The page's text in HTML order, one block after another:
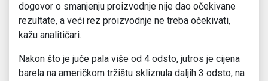
dogovor o smanjenju proizvodnje nije dao očekivane
rezultate, a veći rez proizvodnje ne treba očekivati,
kažu analitičari.
Nakon što je juče pala više od 4 odsto, jutros je cijena
barela na američkom tržištu skliznula daljih 3 odsto, na